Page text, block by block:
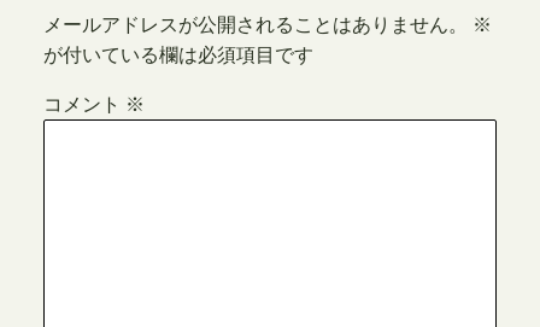
メールアドレスが公開されることはありません。
※
が付いている欄は必須項目です
コメント ※